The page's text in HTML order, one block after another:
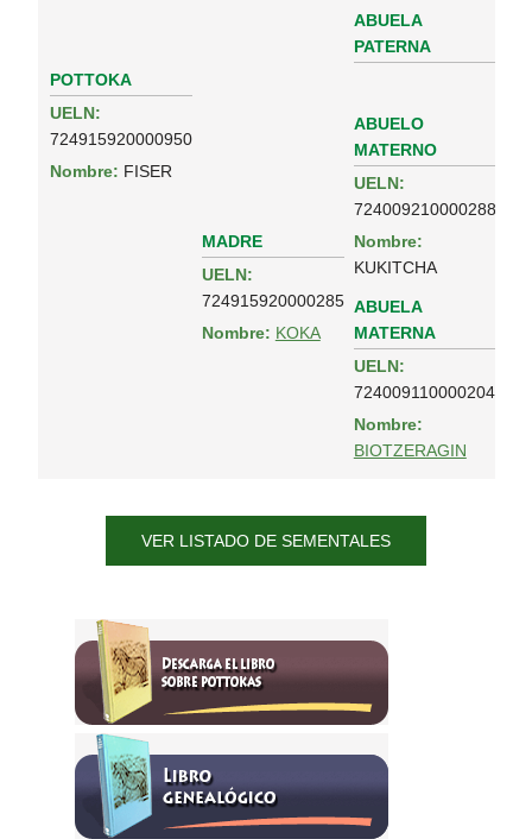
POTTOKA
UELN:
724915920000950
Nombre: FISER
ABUELA
PATERNA
MADRE
UELN:
724915920000285
Nombre: KOKA
ABUELO
MATERNO
UELN:
724009210000288
Nombre:
KUKITCHA
ABUELA
MATERNA
UELN:
724009110000204
Nombre:
BIOTZERAGIN
VER LISTADO DE SEMENTALES